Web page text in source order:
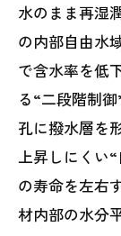
水のまま再湿
の内部自由水
で含水率を低
る“二段階制
孔に撥水層を
上昇しにくい
の寿命を左右
材内部の水分